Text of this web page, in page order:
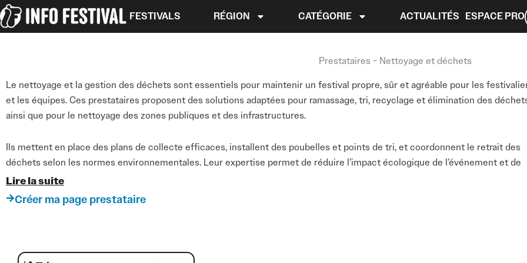
Aller
au
FESTIVALS RÉGION CATÉGORIE ACTUALITÉS ESPACE PRO
Prestataires - Nettoyage et déchets
Le nettoyage et la gestion des déchets sont essentiels pour maintenir un festival propre, sûr et agréable pour les
et les équipes. Ces prestataires proposent des solutions adaptées pour ramassage, tri, recyclage et élimination des
ainsi que pour le nettoyage des zones publiques et des infrastructures.
Ils mettent en place des plans de collecte efficaces, installent des poubelles et points de tri, et coordonnent le retrait des
déchets selon les normes environnementales. Leur expertise permet de réduire l’impact écologique de l’événement et de
garantir une expérience positive pour tous.
Travailler avec des experts en nettoyage et déchets permet de professionnaliser l’entretien du site, améliorer le confort des
Lire la suite
Créer ma page prestataire